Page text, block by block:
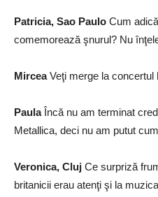
Patricia, Sao Paulo Cum
comemorează şnurul? Nu
MirceaVeţi merge la concertul
Paula Încă nu am terminat
Metallica, deci nu am putut
Veronica, Cluj Ce surpriză
britanicii erau atenţi şi la